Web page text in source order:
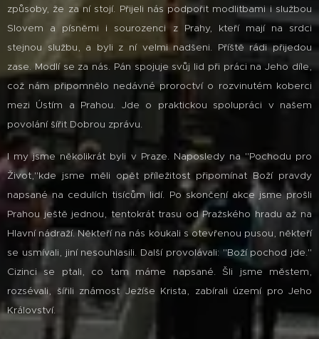
způsoby, že za ní stojí. Přijeli nás podpořit modlitbami i službou
Slovem a písněmi i sourozenci z Prahy, kteří mají na srdci
stejnou službu, a byli z ní velmi nadšeni. Příště rádi přijedou
zase. Modlí se za nás. Pán spojuje svůj lid při práci na Jeho díle,
což nám připomnělo nedávné proroctví o rozvinutém koberci
mezi Ústím a Prahou. Jde o praktickou spolupráci v našem
povolání šířit Dobrou zprávu.
I my jsme několikrát byli v Praze. Naposledy na "Pochodu pro
Život,"kde jsme měli opět příležitost připomínat Boží pravdy
napsané na cedulích tisícům lidí. Po skončení akce jsme prošli
Prahou ještě jednou, tentokrát trasu od Pražského hradu až na
Hlavní nádraží. Někteří na nás koukali s otevřenou pusou, někteří
se usmívali, jiní nesouhlasili. Další provolávali: "Boží pochod jde."
Cizinci se ptali, co tam máme napsané. Šli jsme městem,
rozsévali, šířili známost Ježíše Krista, zabírali území pro Jeho
Království.